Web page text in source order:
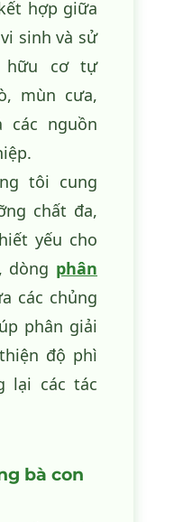
hợp giữa
sinh và sử
hữu cơ tự
mùn cưa,
các nguồn
tôi cung
chất đa,
yếu cho
dòng phân
các chủng
phân giải
độ phì
lại các tác
bà con